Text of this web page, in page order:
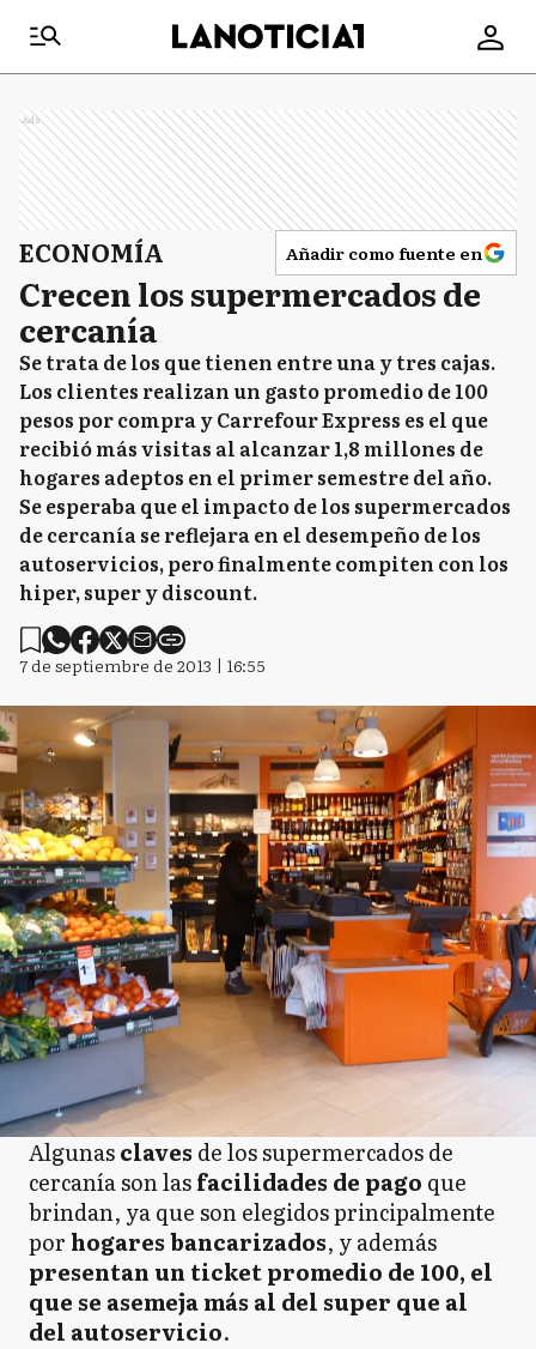
Ads
ECONOMÍA Añadir como fuente en
Crecen los supermercados de
cercanía
Se trata de los que tienen entre una y tres cajas.
Los clientes realizan un gasto promedio de 100
pesos por compra y Carrefour Express es el que
recibió más visitas al alcanzar 1,8 millones de
hogares adeptos en el primer semestre del año.
Se esperaba que el impacto de los supermercados
de cercanía se reflejara en el desempeño de los
autoservicios, pero finalmente compiten con los
hiper, super y discount.
7 de septiembre de 2013 | 16:55
Algunasclaves de los supermercados de
cercanía son lasfacilidades de pago que
brindan, ya que son elegidos principalmente
por hogares bancarizados, y además
presentan un ticket promedio de 100, el
que se asemeja más al del super que al
del autoservicio.